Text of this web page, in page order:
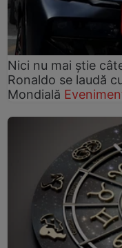
Nici nu mai știe
Ronaldo se laudă
Mondială